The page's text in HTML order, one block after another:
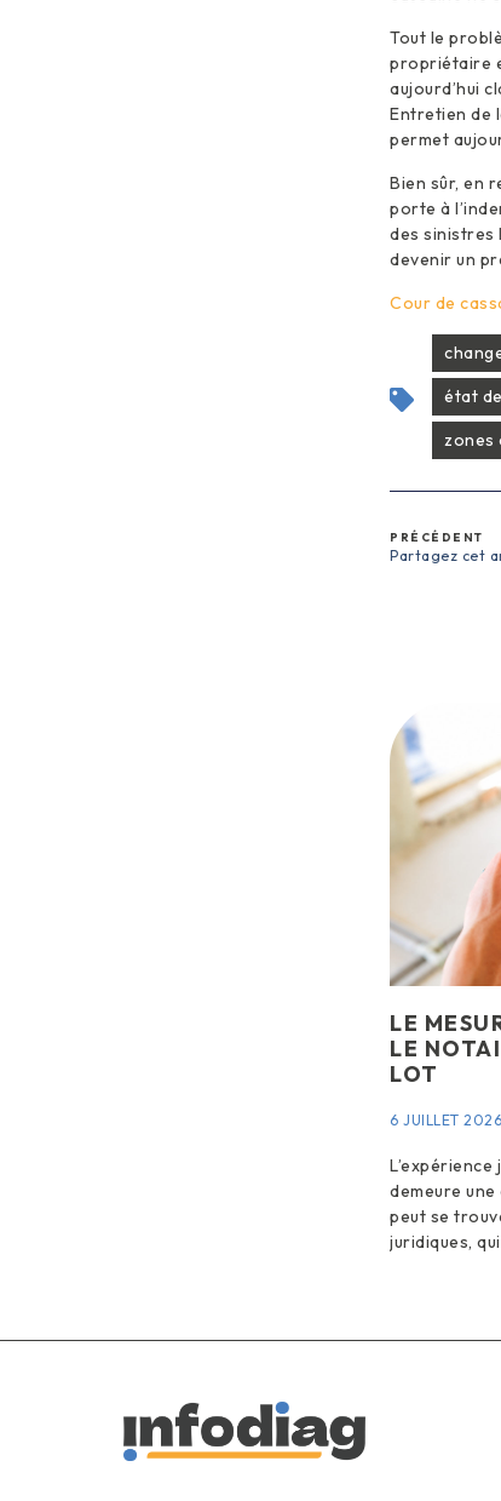
Tout le
propriétaire
aujourd’hui
Entretien de
permet
Bien sûr, en
porte à
des sinistres
devenir un
Cour de
état
zones
PRÉCÉDENT
Partagez cet
LE
LE
LOT
6 JUILLET 2026
demeure
peut se
juridiques,